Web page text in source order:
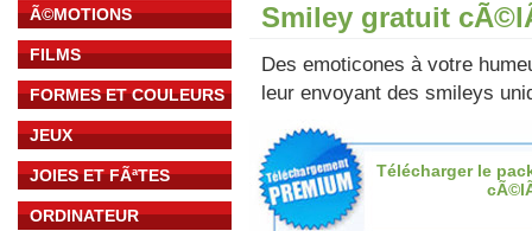
Ã©MOTIONS
FILMS
FORMES ET COULEURS
JEUX
JOIES ET FÃªTES
ORDINATEUR
Smiley gratuit
Des emoticones à votre
leur envoyant des smileys
Télécharger le